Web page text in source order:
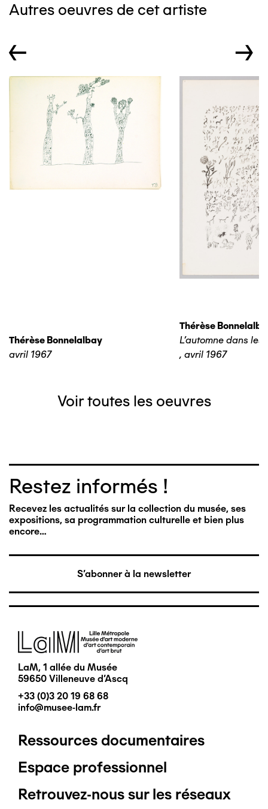
Autres oeuvres de cet artiste
← →
Thérèse Bonnelalbay
avril 1967
Thérèse
L'automne dans les
, avril 1967
Voir toutes les oeuvres
Restez informés !
Recevez les actualités sur la collection du musée, ses
expositions, sa programmation culturelle et bien plus
encore…
S'abonner à la newsletter
Image
LaM, 1 allée du Musée
59650 Villeneuve d'Ascq
+33 (0)3 20 19 68 68
info@musee-lam.fr
Pied
de
Ressources documentaires
Espace professionnel
Retrouvez-nous sur les réseaux